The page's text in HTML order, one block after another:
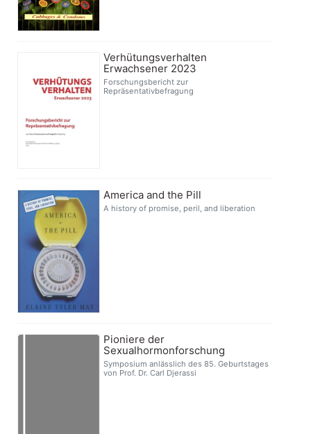
Verhütungsverhalten
Erwachsener 2023
Forschungsbericht zur
Repräsentativbefragung
America and the Pill
A history of promise, peril, and liberation
Pioniere der
Sexualhormonforschung
Symposium anlässlich des 85. Geburtstages
von Prof. Dr. Carl Djerassi